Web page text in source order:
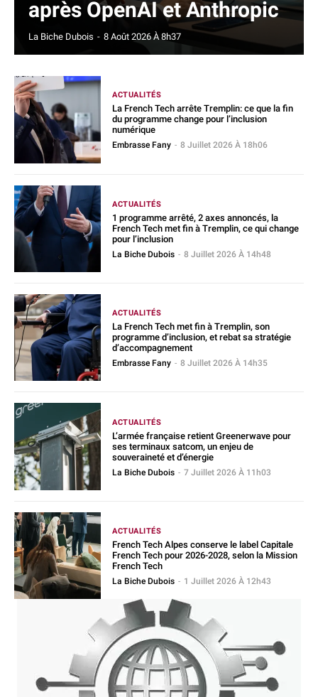
après OpenAI et Anthropic
La Biche Dubois - 8 Août 2026 À 8h37
ACTUALITÉS
La French Tech arrête Tremplin: ce que la fin
du programme change pour l’inclusion
numérique
Embrasse Fany - 8 Juillet 2026 À 18h06
ACTUALITÉS
1 programme arrêté, 2 axes annoncés, la
French Tech met fin à Tremplin, ce qui change
pour l’inclusion
La Biche Dubois - 8 Juillet 2026 À 14h48
ACTUALITÉS
La French Tech met fin à Tremplin, son
programme d’inclusion, et rebat sa stratégie
d’accompagnement
Embrasse Fany - 8 Juillet 2026 À 14h35
ACTUALITÉS
L’armée française retient Greenerwave pour
ses terminaux satcom, un enjeu de
souveraineté et d’énergie
La Biche Dubois - 7 Juillet 2026 À 11h03
ACTUALITÉS
French Tech Alpes conserve le label Capitale
French Tech pour 2026-2028, selon la Mission
French Tech
La Biche Dubois - 1 Juillet 2026 À 12h43